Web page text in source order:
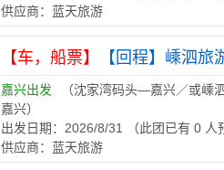
供应商：蓝天旅游
【车，船票】 【回程】嵊泗旅
嘉兴出发
（沈家湾码头—嘉兴／或
嘉兴）
出发日期：2026/8/31 （此团已有 0 人
供应商：蓝天旅游